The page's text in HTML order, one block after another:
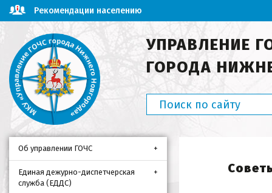
Рекомендации населению
УПРАВЛЕНИЕ
ГОРОДА
Об управлении ГОЧС
Единая дежурно-диспетчерская
служба (ЕДДС)